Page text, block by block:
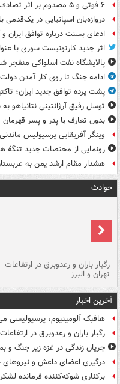
۶ فوتی و ۵ مصدوم بر اثر تصادف زنجیره‌ای
دروازه‌بان اسپانیایی در یک‌قدمی
ادعای بسنت درباره توافق ایران و
اثر جدید کارتونیست سوری با
پالایشگاه نفت اسلواکی منفجر
ادامه جنگ تا روی کار آمدن
پشت پرده توافق جدید ایران؛
توسل رفیق آرژانتینی نتانیاهو
بدون تعارف با پدر و پسر قهرمان
وینگر آفریقایی پرسپولیس
رونمایی از مختصات جدید تنگۀ
هشدار مقام ارشد یمن به
حوادث
رگبار باران و رعدوبرق در ارتفاعات
تهران و البرز
آخرین اخبار
هافبک آلومینیوم، پرسپولیسی
رگبار باران و رعدوبرق در
جریان زندگی در غزه زیر جنگ و
درگیری اعضای داعش و نیروهای
برکناری شوکه‌کننده فرمانده